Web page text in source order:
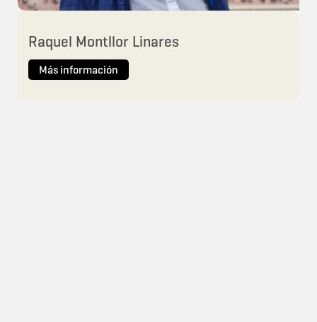
Raquel Montllor Linares
Más información